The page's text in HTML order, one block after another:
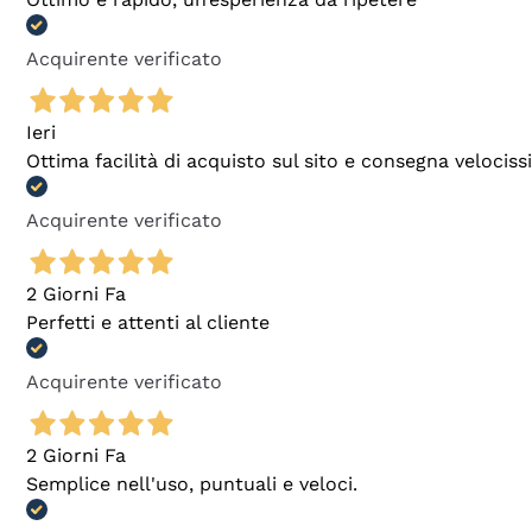
Acquirente verificato
Ieri
Ottima facilità di acquisto sul sito e consegna
Acquirente verificato
2 Giorni Fa
Perfetti e attenti al cliente
Acquirente verificato
2 Giorni Fa
Semplice nell'uso, puntuali e veloci.